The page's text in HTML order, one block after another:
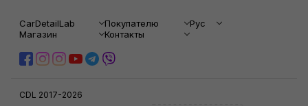
CarDetailLab Покупателю
Рус
Магазин
Контакты
CDL 2017-2026